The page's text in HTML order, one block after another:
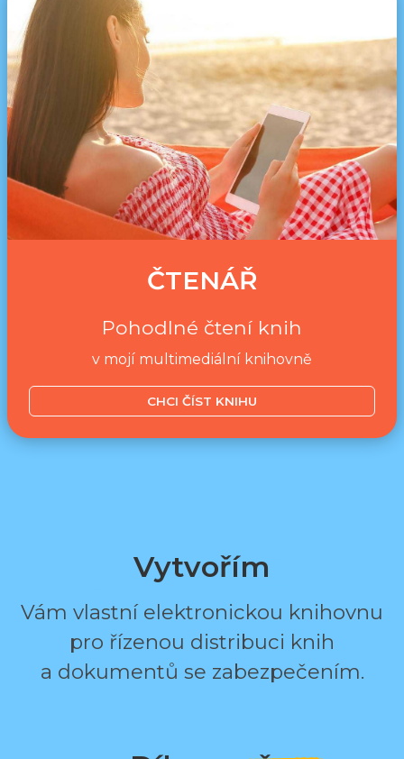
ČTENÁŘ
Pohodlné čtení knih
v mojí multimediální knihovně
CHCI ČÍST KNIHU
Vytvořím
Vám vlastní elektronickou knihovnu
pro řízenou distribuci knih
a dokumentů se zabezpečením.